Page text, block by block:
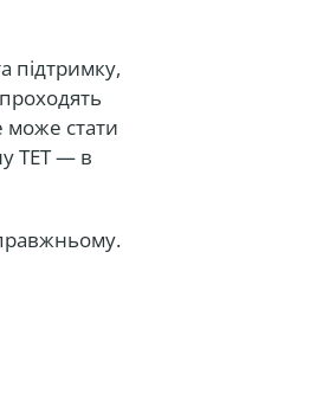
підтримку,
може стати
ТЕТ — в